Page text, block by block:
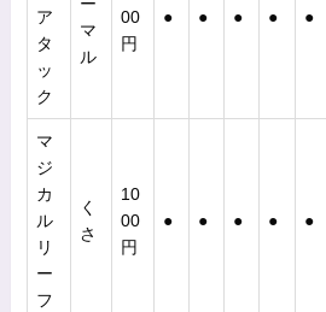
ア
タ
ッ
ク
マ
ル
00
円
● ● ● ● ●
マ
ジ
カ
ル
リ
ー
フ
く
さ
10
00
円
● ● ● ● ●